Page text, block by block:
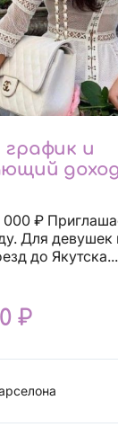
и
девушек в
до Якутска...
₽